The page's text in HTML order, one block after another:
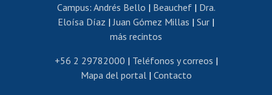
Editar páginas blancas
Extranjeras/os
Revalidación y reconocimiento de títulos
Postulación al Programa de Movilidad Estudiantil
Campus: Andrés Bello | Beauchef| Dra.
Eloísa Díaz | Juan Gómez Millas | Sur |
más recintos
+56 2 29782000 | Teléfonos y correos |
Mapa del portal| Contacto